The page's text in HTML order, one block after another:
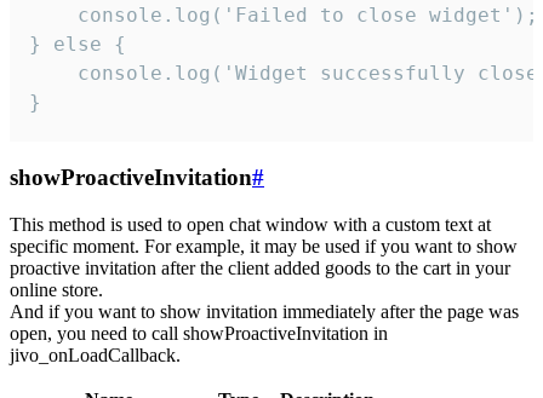
    console.log('Failed to close widget');
} else {
console.log('Widget successfully
}
showProactiveInvitation#
This method is used to open chat window with a custom text at
specific moment. For example, it may be used if you want to show
proactive invitation after the client added goods to the cart in your
online store.
And if you want to show invitation immediately after the page was
open, you need to call showProactiveInvitation in
jivo_onLoadCallback.